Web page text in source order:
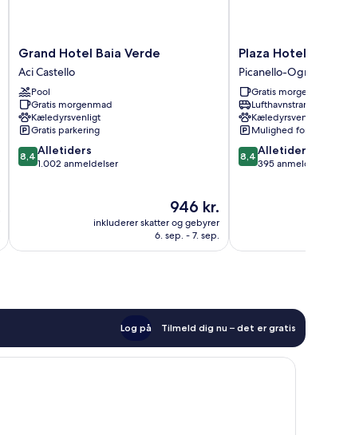
Grand
Hotel
Baia
Verde
Aci
Castello
Grand Hotel Baia Verde
Aci Castello
Pool
Gratis morgenmad
Kæledyrsvenligt
Gratis parkering
8.4
ud
8,4 Alletiders
1.002 anmeldelser
Prisen
946 kr.
946 kr.
inkluderer skatter og gebyrer
6. sep. - 7. sep.
Plaza
Hotel
Catania
Picanello-
Ognina-
Barriera-
Canalicchio
Plaza Hotel Catania
Picanello-Ognina-
Gratis morgenmad
Lufthavnstransport
Kæledyrsvenligt
Mulighed for parkering
8.4
ud
8,4 Alletiders
395 anmeldelser
Log på Tilmeld dig nu – det er gratis